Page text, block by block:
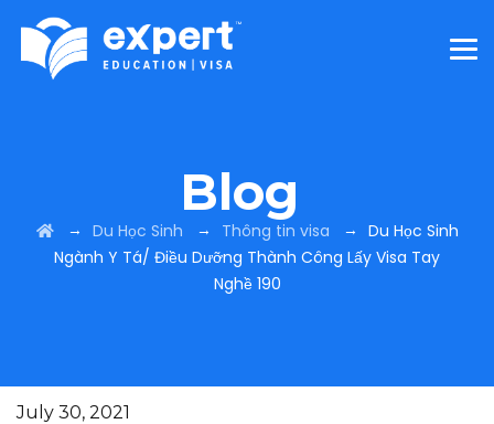
Blog
→ Du Học Sinh → Thông tin visa → Du Học Sinh
Ngành Y Tá/ Điều Dưỡng Thành Công Lấy Visa Tay
Nghề 190
July 30, 2021